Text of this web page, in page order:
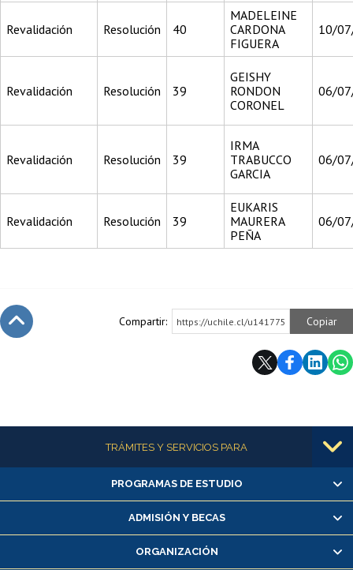
Revalidación Resolución 40
MADELEINE
CARDONA
FIGUERA
10/
Revalidación Resolución 39
GEISHY
RONDON
CORONEL
06/
Revalidación Resolución 39
IRMA
TRABUCCO
GARCIA
06/
Revalidación Resolución 39
EUKARIS
MAURERA
PEÑA
06/
Compartir: https://uchile.cl/u141775 Copiar
Más informaciónTRÁMITES Y SERVICIOS PARA
Alumnas/os y exalumnas/os
Matrícula en línea
Inscripción y cambio de asignaturas
Consulta y certificado de notas
PROGRAMAS DE ESTUDIO
ADMISIÓN Y BECAS
ORGANIZACIÓN